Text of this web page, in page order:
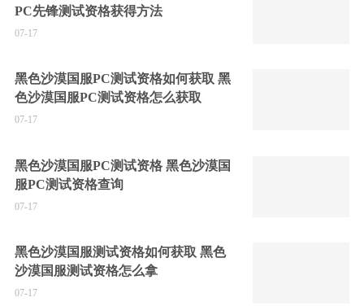
PC先锋测试资格获得方法
07-17
黑色沙漠国服PC测试资格如何获取 黑
色沙漠国服PC测试资格怎么获取
07-17
黑色沙漠国服PC测试资格 黑色沙漠国
服PC测试资格查询
07-17
黑色沙漠国服测试资格如何获取 黑色
沙漠国服测试资格怎么拿
07-17